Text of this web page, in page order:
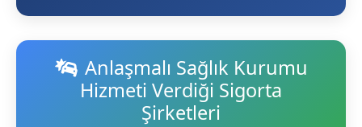
Anlaşmalı Sağlık Kurumu
Hizmeti Verdiği Sigorta
Şirketleri